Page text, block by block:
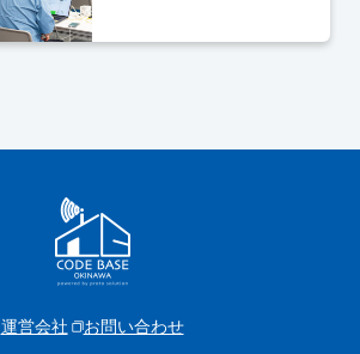
運営会社 お問い合わせ